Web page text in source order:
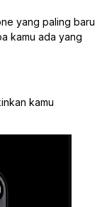
yang paling baru
kamu ada yang
kamu